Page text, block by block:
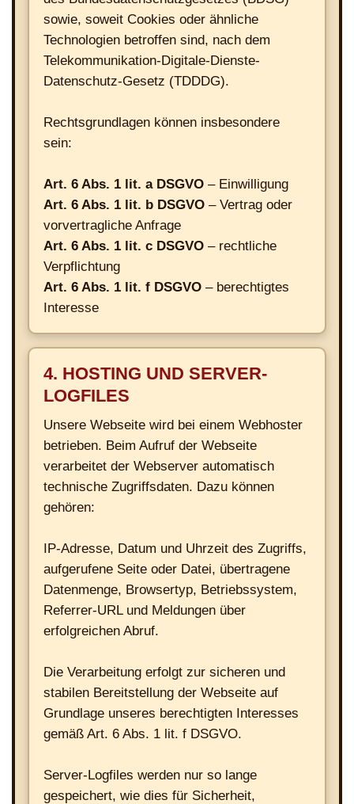
sowie, soweit Cookies oder ähnliche
Technologien betroffen sind, nach dem
Telekommunikation-Digitale-Dienste-
Datenschutz-Gesetz (TDDDG).
Rechtsgrundlagen können insbesondere
sein:
Art. 6 Abs. 1 lit. a DSGVO – Einwilligung
Art. 6 Abs. 1 lit. b DSGVO – Vertrag oder
vorvertragliche Anfrage
Art. 6 Abs. 1 lit. c DSGVO – rechtliche
Verpflichtung
Art. 6 Abs. 1 lit. f DSGVO – berechtigtes
Interesse
4. HOSTING UND SERVER-
LOGFILES
Unsere Webseite wird bei einem Webhoster
betrieben. Beim Aufruf der Webseite
verarbeitet der Webserver automatisch
technische Zugriffsdaten. Dazu können
gehören:
IP-Adresse, Datum und Uhrzeit des Zugriffs,
aufgerufene Seite oder Datei, übertragene
Datenmenge, Browsertyp, Betriebssystem,
Referrer-URL und Meldungen über
erfolgreichen Abruf.
Die Verarbeitung erfolgt zur sicheren und
stabilen Bereitstellung der Webseite auf
Grundlage unseres berechtigten Interesses
gemäß Art. 6 Abs. 1 lit. f DSGVO.
Server-Logfiles werden nur so lange
gespeichert, wie dies für Sicherheit,